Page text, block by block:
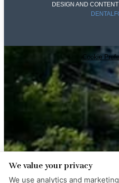
DESIGN AND
Cookie
We value your privacy
We use analytics and